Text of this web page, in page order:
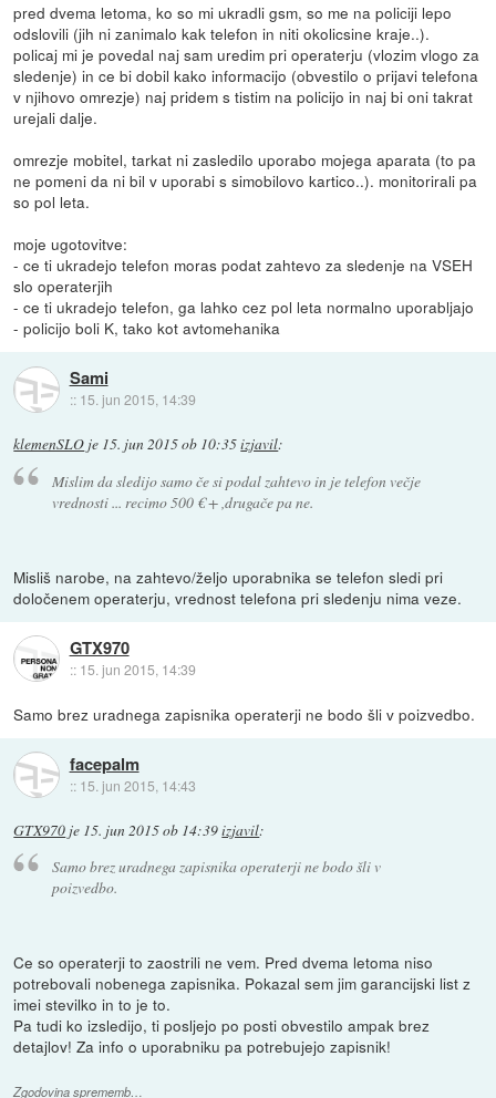
pred dvema letoma, ko so mi ukradli gsm, so me na policiji lepo
odslovili (jih ni zanimalo kak telefon in niti okolicsine kraje..).
policaj mi je povedal naj sam uredim pri operaterju (vlozim vlogo za
sledenje) in ce bi dobil kako informacijo (obvestilo o prijavi telefona
v njihovo omrezje) naj pridem s tistim na policijo in naj bi oni takrat
urejali dalje.
omrezje mobitel, tarkat ni zasledilo uporabo mojega aparata (to pa
ne pomeni da ni bil v uporabi s simobilovo kartico..). monitorirali pa
so pol leta.
moje ugotovitve:
- ce ti ukradejo telefon moras podat zahtevo za sledenje na VSEH
slo operaterjih
- ce ti ukradejo telefon, ga lahko cez pol leta normalno uporabljajo
- policijo boli K, tako kot avtomehanika
Sami
:: 15. jun 2015, 14:39
klemenSLO je 15. jun 2015 ob 10:35izjavil:
Mislim da sledijo samo če si podal zahtevo in je telefon večje
vrednosti ... recimo 500 € + ,drugače pa ne.
Misliš narobe, na zahtevo/željo uporabnika se telefon sledi pri
določenem operaterju, vrednost telefona pri sledenju nima veze.
GTX970
:: 15. jun 2015, 14:39
Samo brez uradnega zapisnika operaterji ne bodo šli v poizvedbo.
facepalm
:: 15. jun 2015, 14:43
GTX970 je 15. jun 2015 ob 14:39izjavil:
Samo brez uradnega zapisnika operaterji ne bodo šli v
poizvedbo.
Ce so operaterji to zaostrili ne vem. Pred dvema letoma niso
potrebovali nobenega zapisnika. Pokazal sem jim garancijski list z
imei stevilko in to je to.
Pa tudi ko izsledijo, ti posljejo po posti obvestilo ampak brez
detajlov! Za info o uporabniku pa potrebujejo zapisnik!
Zgodovina sprememb…